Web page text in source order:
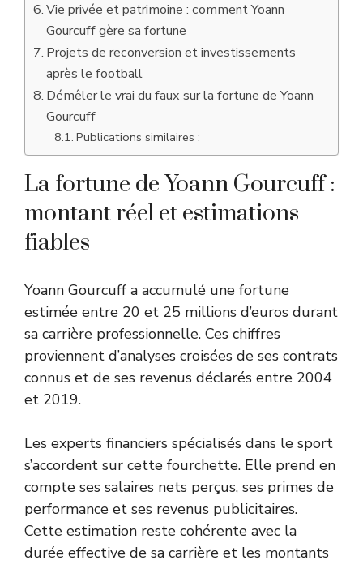
Vie privée et patrimoine : comment Yoann
Gourcuff gère sa fortune
Projets de reconversion et investissements
après le football
Démêler le vrai du faux sur la fortune de Yoann
Gourcuff
Publications similaires :
La fortune de Yoann Gourcuff :
montant réel et estimations
fiables
Yoann Gourcuff a accumulé une fortune
estimée entre 20 et 25 millions d’euros durant
sa carrière professionnelle. Ces chiffres
proviennent d’analyses croisées de ses contrats
connus et de ses revenus déclarés entre 2004
et 2019.
Les experts financiers spécialisés dans le sport
s’accordent sur cette fourchette. Elle prend en
compte ses salaires nets perçus, ses primes de
performance et ses revenus publicitaires.
Cette estimation reste cohérente avec la
durée effective de sa carrière et les montants